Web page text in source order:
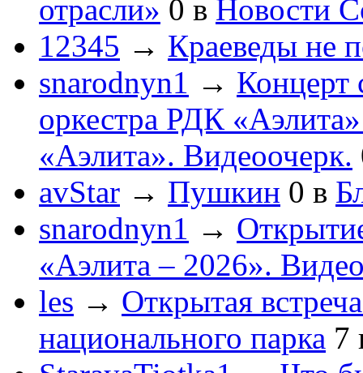
отрасли» 0 в Новости
12345 → Краеведы не
snarodnyn1 → Концерт
оркестра РДК
«Аэлита». Видеоочерк.
avStar → Пушкин 0 в
snarodnyn1 →
«Аэлита – 2026».
les → Открытая
национального парка 7